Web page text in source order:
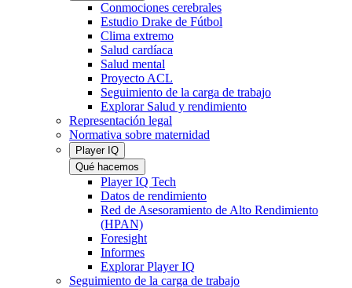
Conmociones cerebrales
Estudio Drake de Fútbol
Clima extremo
Salud cardíaca
Salud mental
Proyecto ACL
Seguimiento de la carga de trabajo
Explorar Salud y rendimiento
Representación legal
Normativa sobre maternidad
Player IQ
Qué hacemos
Player IQ Tech
Datos de rendimiento
Red de Asesoramiento de Alto Rendimiento
(HPAN)
Foresight
Informes
Explorar Player IQ
Seguimiento de la carga de trabajo